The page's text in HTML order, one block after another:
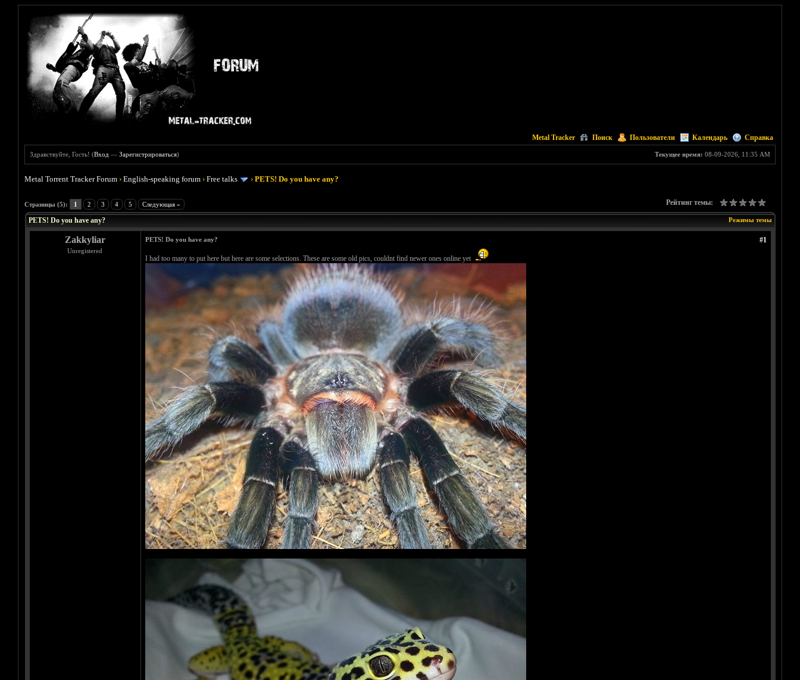
Metal Tracker Поиск Пользователи Календарь Справка
Текущее время: 08-09-2026, 11:35 AM
Здравствуйте, Гость! (Вход —Зарегистрироваться)
Metal Torrent Tracker Forum ›English-speaking forum ›Free talks ›PETS! Do you have any?
Страницы (5): 1 2 3 4 5 Следующая » Рейтинг темы:
Голосов: 0 - Средняя оценка: 0
12345
Режимы темы
PETS! Do you have any?
Zakkyliar
Unregistered
#1
PETS! Do you have any?
I had too many to put here but here are some selections. These are some old pics, couldnt find newer ones online yet